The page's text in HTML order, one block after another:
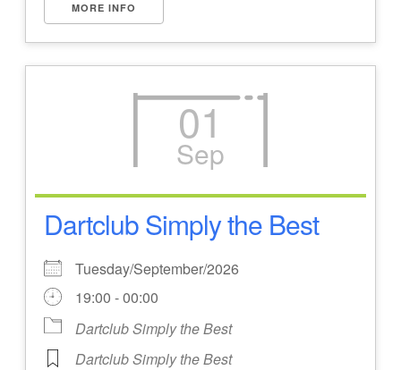
MORE INFO
01
Sep
Dartclub Simply the Best
Tuesday/September/2026
19:00 - 00:00
Dartclub Simply the Best
Dartclub Simply the Best